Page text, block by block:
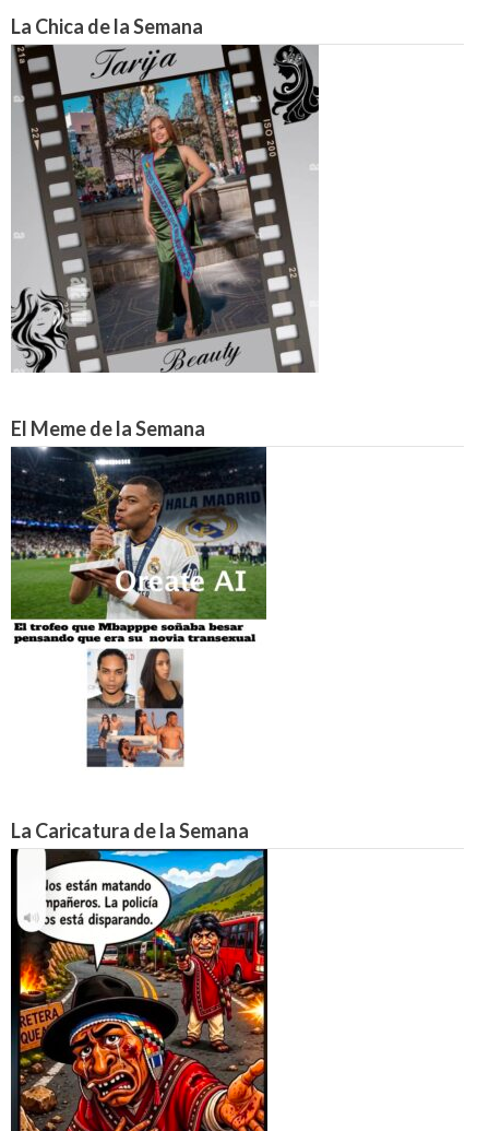
La Chica de la Semana
El Meme de la Semana
La Caricatura de la Semana